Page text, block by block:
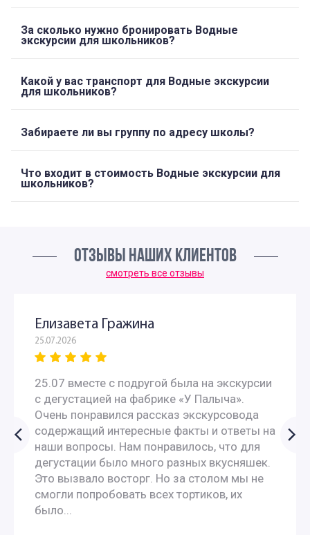
За сколько нужно бронировать Водные
экскурсии для школьников?
Какой у вас транспорт для Водные экскурсии
для школьников?
Забираете ли вы группу по адресу школы?
Что входит в стоимость Водные экскурсии для
школьников?
ОТЗЫВЫ НАШИХ КЛИЕНТОВ
смотреть все отзывы
Елизавета Гражина
25.07.2026
25.07 вместе с подругой была на экскурсии
с дегустацией на фабрике «У Палыча».
Очень понравился рассказ экскурсовода
содержащий интересные факты и ответы на
наши вопросы. Нам понравилось, что для
дегустации было много разных вкусняшек.
Это вызвало восторг. Но за столом мы не
смогли попробовать всех тортиков, их
было...